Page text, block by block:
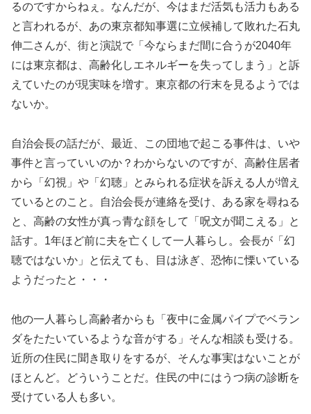
るのですからねぇ。なんだが、今はまだ活気も活力もある
と言われるが、あの東京都知事選に立候補して敗れた石丸
伸二さんが、街と演説で「今ならまだ間に合うが2040年
には東京都は、高齢化しエネルギーを失ってしまう」と訴
えていたのが現実味を増す。東京都の行末を見るようでは
ないか。
自治会長の話だが、最近、この団地で起こる事件は、いや
事件と言っていいのか？わからないのですが、高齢住居者
から「幻視」や「幻聴」とみられる症状を訴える人が増え
ているとのこと。自治会長が連絡を受け、ある家を尋ねる
と、高齢の女性が真っ青な顔をして「呪文が聞こえる」と
話す。1年ほど前に夫を亡くして一人暮らし。会長が「幻
聴ではないか」と伝えても、目は泳ぎ、恐怖に慄いている
ようだったと・・・
他の一人暮らし高齢者からも「夜中に金属パイプでベラン
ダをたたいているような音がする」そんな相談も受ける。
近所の住民に聞き取りをするが、そんな事実はないことが
ほとんど。どういうことだ。住民の中にはうつ病の診断を
受けている人も多い。